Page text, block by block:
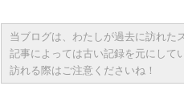
当ブログは、わたしが過去に訪れた
記事によっては古い記録を元にして
訪れる際はご注意くださいね！